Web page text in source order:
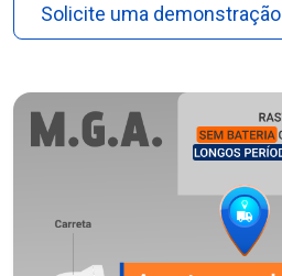
Solicite uma demonstração